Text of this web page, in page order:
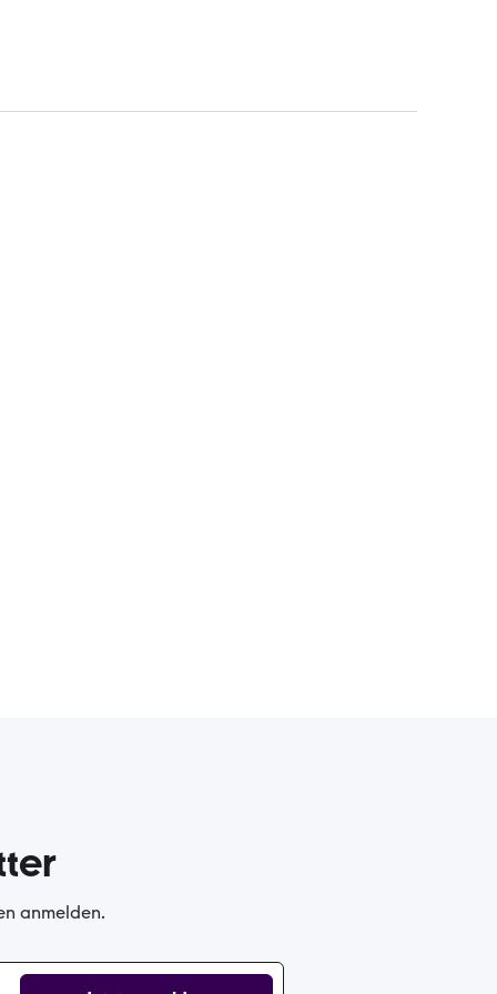
anmelden.